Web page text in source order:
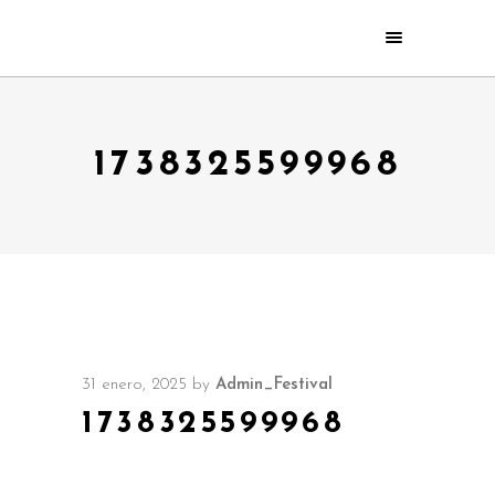
1738325599968
31 enero, 2025 by Admin_Festival
1738325599968